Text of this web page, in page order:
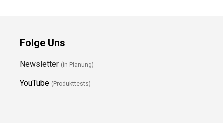
Folge Uns
Newsletter (in Planung)
YouTube (Produkttests)